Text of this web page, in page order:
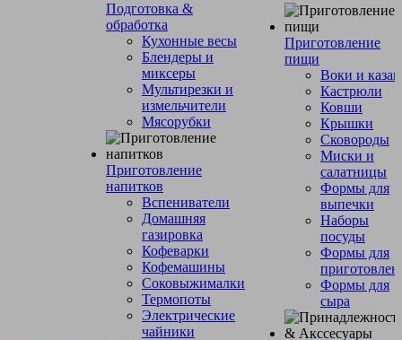
Подготовка &
обработка
Кухонные весы
Блендеры и
миксеры
Мультирезки и
измельчители
Мясорубки
Приготовление
напитков
Вспениватели
Домашняя
газировка
Кофеварки
Кофемашины
Соковыжималки
Термопоты
Электрические
чайники
Приготовление
пищи
Воки и
Кастрюли
Ковши
Крышки
Сковороды
Миски и
салатницы
Формы для
выпечки
Наборы
посуды
Формы для
Формы для
сыра